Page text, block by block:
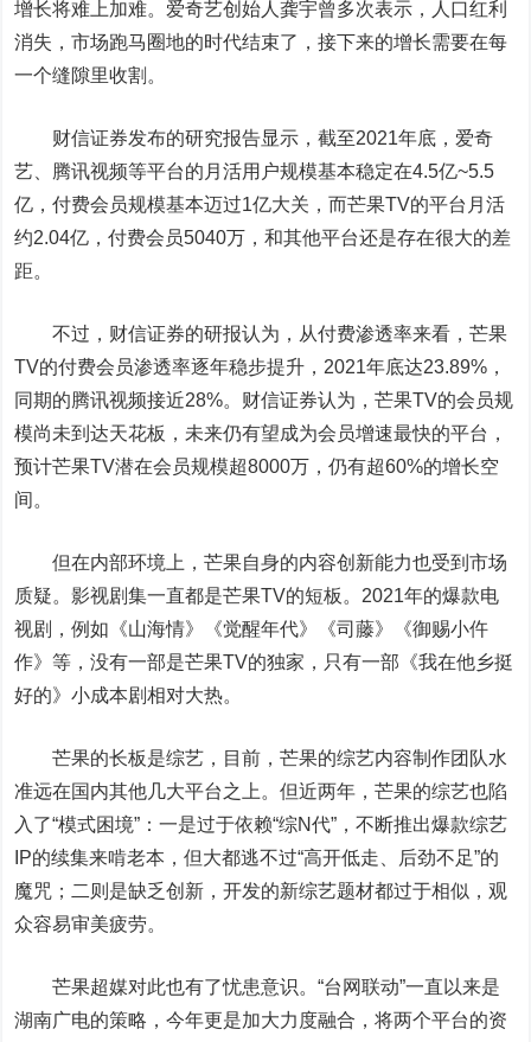
增长将难上加难。爱奇艺创始人龚宇曾多次表示，人口红利
消失，市场跑马圈地的时代结束了，接下来的增长需要在每
一个缝隙里收割。
财信证券发布的研究报告显示，截至2021年底，爱奇
艺、腾讯视频等平台的月活用户规模基本稳定在4.5亿~5.5
亿，付费会员规模基本迈过1亿大关，而芒果TV的平台月活
约2.04亿，付费会员5040万，和其他平台还是存在很大的差
距。
不过，财信证券的研报认为，从付费渗透率来看，芒果
TV的付费会员渗透率逐年稳步提升，2021年底达23.89%，
同期的腾讯视频接近28%。财信证券认为，芒果TV的会员规
模尚未到达天花板，未来仍有望成为会员增速最快的平台，
预计芒果TV潜在会员规模超8000万，仍有超60%的增长空
间。
但在内部环境上，芒果自身的内容创新能力也受到市场
质疑。影视剧集一直都是芒果TV的短板。2021年的爆款电
视剧，例如《山海情》《觉醒年代》《司藤》《御赐小仵
作》等，没有一部是芒果TV的独家，只有一部《我在他乡挺
好的》小成本剧相对大热。
芒果的长板是综艺，目前，芒果的综艺内容制作团队水
准远在国内其他几大平台之上。但近两年，芒果的综艺也陷
入了“模式困境”：一是过于依赖“综N代”，不断推出爆款综艺
IP的续集来啃老本，但大都逃不过“高开低走、后劲不足”的
魔咒；二则是缺乏创新，开发的新综艺题材都过于相似，观
众容易审美疲劳。
芒果超媒对此也有了忧患意识。“台网联动”一直以来是
湖南广电的策略，今年更是加大力度融合，将两个平台的资